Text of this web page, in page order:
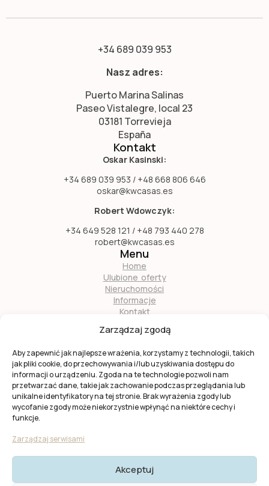
Zarządzaj zgodą
Aby zapewnić jak najlepsze wrażenia, korzystamy z technologii, takich
jak pliki cookie, do przechowywania i/lub uzyskiwania dostępu do
informacji o urządzeniu. Zgoda na te technologie pozwoli nam
przetwarzać dane, takie jak zachowanie podczas przeglądania lub
unikalne identyfikatory na tej stronie. Brak wyrażenia zgody lub
wycofanie zgody może niekorzystnie wpłynąć na niektóre cechy i
funkcje.
Zarządzaj serwisami
Akceptuj
+34 689 039 953
Nasz adres:
Puerto Marina Salinas
Paseo Vistalegre, local 23
03181 Torrevieja
España
Kontakt
Oskar Kasinski:
+34 689 039 953 / +48 668 806 646
oskar@kwcasas.es
Robert Wdowczyk:
+34 649 528 121 / +48 793 440 278
robert@kwcasas.es
Menu
Home
Ulubione oferty
Nieruchomości
Informacje
Kontakt
Zostań naszym partnerem
Ta strona jest chroniona przez